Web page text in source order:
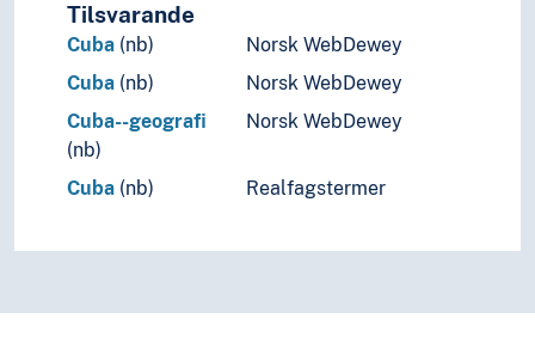
Tilsvarande
Cuba (nb)
Norsk WebDewey
Cuba (nb)
Norsk WebDewey
Cuba--geografi
(nb)
Norsk WebDewey
Cuba (nb) Realfagstermer